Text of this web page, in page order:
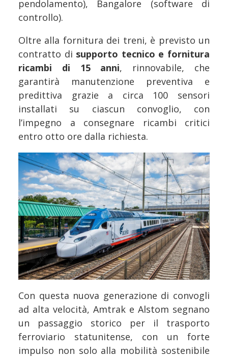
pendolamento), Bangalore (software di
controllo).
Oltre alla fornitura dei treni, è previsto un
contratto di supporto tecnico e fornitura
ricambi di 15 anni, rinnovabile, che
garantirà manutenzione preventiva e
predittiva grazie a circa 100 sensori
installati su ciascun convoglio, con
l’impegno a consegnare ricambi critici
entro otto ore dalla richiesta.
Con questa nuova generazione di convogli
ad alta velocità, Amtrak e Alstom segnano
un passaggio storico per il trasporto
ferroviario statunitense, con un forte
impulso non solo alla mobilità sostenibile